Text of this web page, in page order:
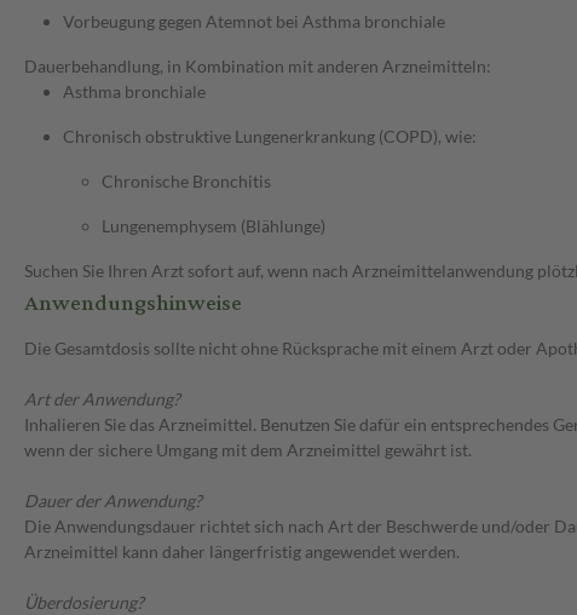
Vorbeugung gegen Atemnot bei Asthma bronchiale
Dauerbehandlung, in Kombination mit anderen Arzneimitteln:
Asthma bronchiale
Chronisch obstruktive Lungenerkrankung (COPD), wie:
Chronische Bronchitis
Lungenemphysem (Blählunge)
Suchen Sie Ihren Arzt sofort auf, wenn nach Arzneimittelanwendung
Anwendungshinweise
Die Gesamtdosis sollte nicht ohne Rücksprache mit einem Arzt oder
Art der Anwendung?
Inhalieren Sie das Arzneimittel. Benutzen Sie dafür ein entsprechendes
wenn der sichere Umgang mit dem Arzneimittel gewährt ist.
Dauer der Anwendung?
Die Anwendungsdauer richtet sich nach Art der Beschwerde und/oder
Arzneimittel kann daher längerfristig angewendet werden.
Überdosierung?